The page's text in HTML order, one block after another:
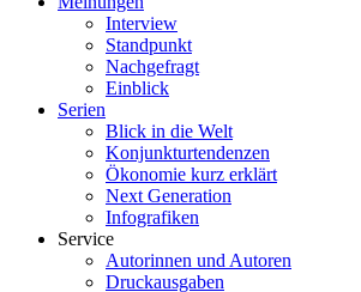
Interview
Standpunkt
Nachgefragt
Einblick
Serien
Blick in die Welt
Konjunkturtendenzen
Ökonomie kurz erklärt
Next Generation
Infografiken
Service
Autorinnen und Autoren
Druckausgaben